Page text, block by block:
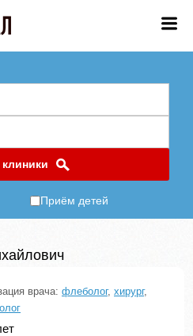
Приём детей
врача: флеболог, хирург,